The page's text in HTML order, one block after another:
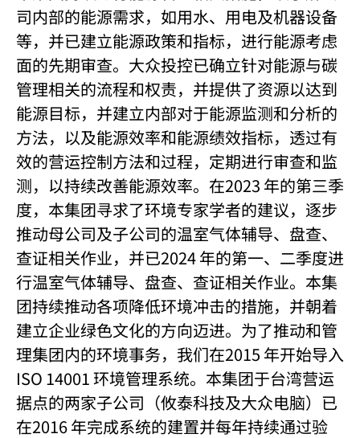
司内部的能源需求，如用水、用电及机器设备
等，并已建立能源政策和指标，进行能源考虑
面的先期审查。大众投控已确立针对能源与碳
管理相关的流程和权责，并提供了资源以达到
能源目标，并建立内部对于能源监测和分析的
方法，以及能源效率和能源绩效指标，透过有
效的营运控制方法和过程，定期进行审查和监
测，以持续改善能源效率。在2023 年的第三季
度，本集团寻求了环境专家学者的建议，逐步
推动母公司及子公司的温室气体辅导、盘查、
查证相关作业，并已2024 年的第一、二季度进
行温室气体辅导、盘查、查证相关作业。本集
团持续推动各项降低环境冲击的措施，并朝着
建立企业绿色文化的方向迈进。为了推动和管
理集团内的环境事务，我们在2015 年开始导入
ISO 14001 环境管理系统。本集团于台湾营运
据点的两家子公司（攸泰科技及大众电脑）已
在2016 年完成系统的建置并每年持续通过验